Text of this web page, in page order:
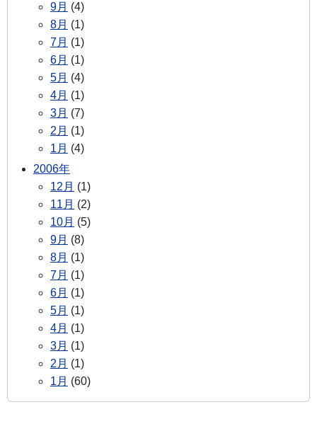
9月 (4)
8月 (1)
7月 (1)
6月 (1)
5月 (4)
4月 (1)
3月 (7)
2月 (1)
1月 (4)
2006年
12月 (1)
11月 (2)
10月 (5)
9月 (8)
8月 (1)
7月 (1)
6月 (1)
5月 (1)
4月 (1)
3月 (1)
2月 (1)
1月 (60)